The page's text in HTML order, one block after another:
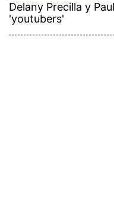
Delany Precilla y
'youtubers'